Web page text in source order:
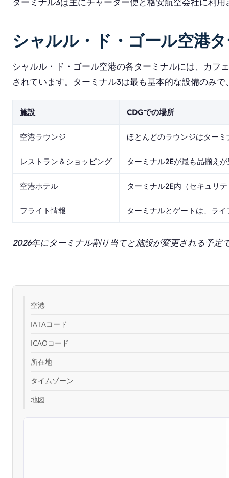
シャルル・ド・ゴール空港
シャルル・ド・ゴール空港の各ターミナルには、カフ
されています。ターミナル3は最も基本的な設備のみ
施設 CDGでの場所
空港ラウンジ ほとんどのラウンジはター
レストラン＆ショッピング ターミナル2Eが最も品揃え
空港ホテル ターミナル2E内（セキュリ
フライト情報 ターミナルとゲートは、ライ
2026年にターミナル割り当てと施設が変更される予
空港
IATAコード
ICAOコード
所在地
タイムゾーン
地図